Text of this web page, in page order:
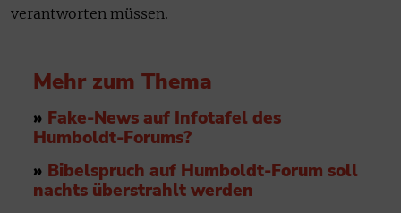
verantworten müssen.
Mehr zum Thema
» Fake-News auf Infotafel des
Humboldt-Forums?
» Bibelspruch auf Humboldt-Forum soll
nachts überstrahlt werden